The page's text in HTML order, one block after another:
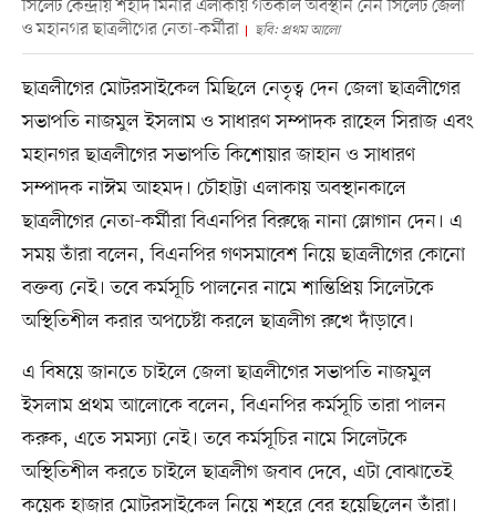
সিলেট কেন্দ্রীয় শহীদ মিনার এলাকায় গতকাল অবস্থান নেন সিলেট জেলা
ও মহানগর ছাত্রলীগের নেতা-কর্মীরা
ছবি: প্রথম আলো
ছাত্রলীগের মোটরসাইকেল মিছিলে নেতৃত্ব দেন জেলা ছাত্রলীগের
সভাপতি নাজমুল ইসলাম ও সাধারণ সম্পাদক রাহেল সিরাজ এবং
মহানগর ছাত্রলীগের সভাপতি কিশোয়ার জাহান ও সাধারণ
সম্পাদক নাঈম আহমদ। চৌহাট্টা এলাকায় অবস্থানকালে
ছাত্রলীগের নেতা-কর্মীরা বিএনপির বিরুদ্ধে নানা স্লোগান দেন। এ
সময় তাঁরা বলেন, বিএনপির গণসমাবেশ নিয়ে ছাত্রলীগের কোনো
বক্তব্য নেই। তবে কর্মসূচি পালনের নামে শান্তিপ্রিয় সিলেটকে
অস্থিতিশীল করার অপচেষ্টা করলে ছাত্রলীগ রুখে দাঁড়াবে।
এ বিষয়ে জানতে চাইলে জেলা ছাত্রলীগের সভাপতি নাজমুল
ইসলাম প্রথম আলোকে বলেন, বিএনপির কর্মসূচি তারা পালন
করুক, এতে সমস্যা নেই। তবে কর্মসূচির নামে সিলেটকে
অস্থিতিশীল করতে চাইলে ছাত্রলীগ জবাব দেবে, এটা বোঝাতেই
কয়েক হাজার মোটরসাইকেল নিয়ে শহরে বের হয়েছিলেন তাঁরা।